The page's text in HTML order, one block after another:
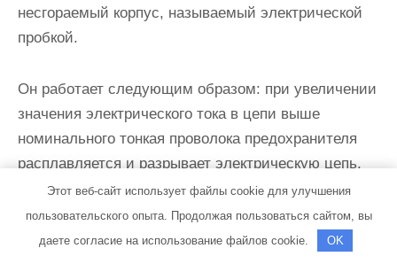
несгораемый корпус, называемый электрической
пробкой.
Он работает следующим образом: при увеличении
значения электрического тока в цепи выше
номинального тонкая проволока предохранителя
расплавляется и разрывает электрическую цепь,
защищая проводку от перегрева и возгорания.
После этого плавкий элемент пробки требует
замены.
Этот веб-сайт использует файлы cookie для улучшения
пользовательского опыта. Продолжая пользоваться сайтом, вы
даете согласие на использование файлов cookie.
OK